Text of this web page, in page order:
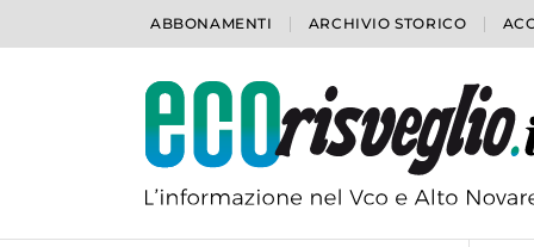
ABBONAMENTI ARCHIVIO STORICO